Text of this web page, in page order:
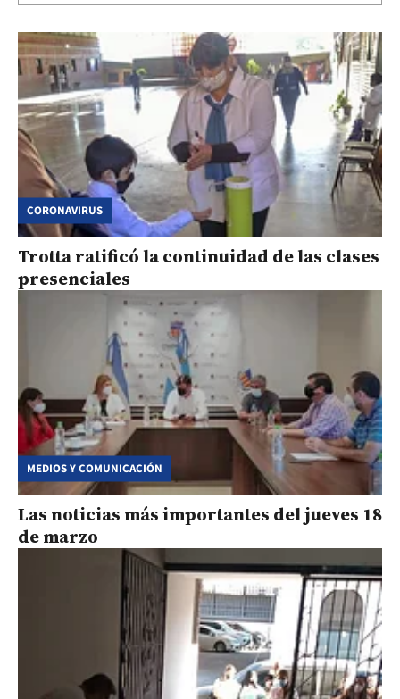
CORONAVIRUS
Trotta ratificó la continuidad de las clases
presenciales
MEDIOS Y COMUNICACIÓN
Las noticias más importantes del jueves 18
de marzo